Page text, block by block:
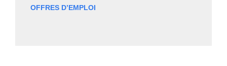
OFFRES D’EMPLOI